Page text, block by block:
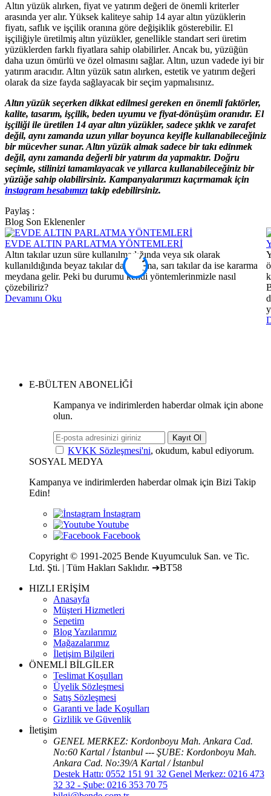
Altın yüzük alırken, fiyat ve yatırım değeri de önemli kriterler
arasında yer alır. Yüksek kaliteye sahip 14 ayar altın yüzüklerin
fiyatı, saflık ve işçilik oranına göre değişiklik gösterebilir. El
işçiliğiyle üretilmiş altın yüzükler, genellikle standart seri üretim
yüzüklerden farklı fiyatlara sahip olabilirler. Ancak bu, yüzüğün
daha uzun ömürlü ve özel olmasını sağlar. Altın, uzun vadede iyi bir
yatırım aracıdır. Altın yüzük satın alırken, estetik ve yatırım değeri
olarak da size fayda sağlayacak bir seçim yapmalısınız.
Altın yüzük seçerken dikkat edilmesi gereken en önemli faktörler,
kalite, tasarım, işçilik, beden uyumu ve fiyat-dönüşüm oranıdır. El
işçiliği ile üretilen 14 ayar altın yüzükler, sadece şıklık ve zarafet
değil, aynı zamanda uzun yıllar boyunca keyifle kullanabileceğiniz
bir mücevher sunar. Altın yüzük almak sadece bir takı edinmek
değil, aynı zamanda değerli bir yatırım da yapmaktır. Doğru
seçimle, stilinizi tamamlayacak ve yıllarca kullanabileceğiniz bir
yüzüğe sahip olabilirsiniz. Kampanyalarımızı kaçırmamak için
instagram hesabımızı takip edebilirsiniz.
Paylaş :
Blog Son Eklenenler
EVDE ALTIN PARLATMA YÖNTEMLERİ
Altın takılar uzun süre kullanılmadığında veya sık olarak
kullanıldığında beyaz takılar da sararma, sarı takılar da ise kararma
meydana gelir. Peki bu durumu kendi yöntemlerinmizle nasıl
çözebiliriz?
Devamını Oku
E-BÜLTEN ABONELİĞİ
Kampanya ve indirimlerden haberdar olmak için abone
olun.
Kayıt Ol
KVKK Sözleşmesi'ni, okudum, kabul ediyorum.
SOSYAL MEDYA
Kampanya ve indirimlerden haberdar olmak için Bizi Takip
Edin!
Copyright © 1991-2025 Bende Kuyumculuk San. ve Tic.
Ltd. Şti. | Tüm Hakları Saklıdır. ➔BT58
HIZLI ERİŞİM
Anasayfa
Müşteri Hizmetleri
Sepetim
Blog Yazılarımız
Mağazalarımız
İletişim Bilgileri
ÖNEMLİ BİLGİLER
Teslimat Koşulları
Üyelik Sözleşmesi
Satış Sözleşmesi
Garanti ve İade Koşulları
Gizlilik ve Güvenlik
İletişim
GENEL MERKEZ: Kordonboyu Mah. Ankara Cad.
No:60 Kartal / İstanbul --- ŞUBE: Kordonboyu Mah.
Ankara Cad. No:39/A Kartal / İstanbul
Destek Hattı: 0552 151 91 32 Genel Merkez: 0216 473
32 32 - Şube: 0216 353 70 75